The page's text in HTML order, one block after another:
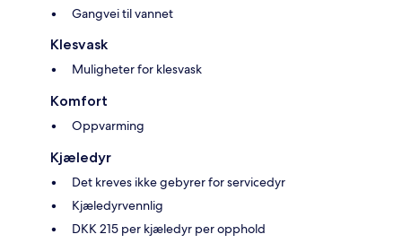
Gangvei til vannet
Klesvask
Muligheter for klesvask
Komfort
Oppvarming
Kjæledyr
Det kreves ikke gebyrer for servicedyr
Kjæledyrvennlig
DKK 215 per kjæledyr per opphold